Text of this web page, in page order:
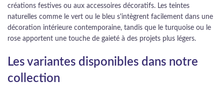
créations festives ou aux accessoires décoratifs. Les teintes
naturelles comme le vert ou le bleu s'intègrent facilement dans une
décoration intérieure contemporaine, tandis que le turquoise ou le
rose apportent une touche de gaieté à des projets plus légers.
Les variantes disponibles dans notre
collection